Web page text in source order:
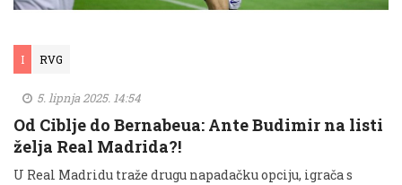
I RVG
5. lipnja 2025. 14:54
Od Ciblje do Bernabeua: Ante Budimir na listi
želja Real Madrida?!
U Real Madridu traže drugu napadačku opciju, igrača s